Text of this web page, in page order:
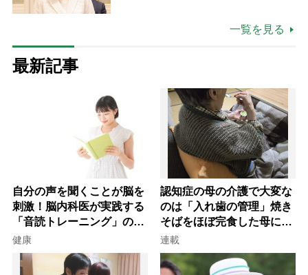
一覧を見る
最新記事
自分の声を聞くことが脳を
刺激！脳内科医が実践する
「音読トレーニング」の極
意
健康
認知症の母の介護で大変な
のは「入れ歯の管理」焼き
そばをほぼ完食した母に息
子が血の気が引いた理由
連載